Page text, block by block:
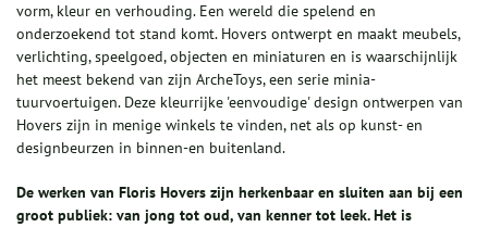
vorm, kleur en verhouding. Een wereld die spelend en
onderzoekend tot stand komt. Hovers ontwerpt en maakt meubels,
verlichting, speelgoed, objecten en miniaturen en is waarschijnlijk
het meest bekend van zijn ArcheToys, een serie minia­
tuurvoertuigen. Deze kleurrijke 'eenvoudige' design ontwerpen van
Hovers zijn in menige winkels te vinden, net als op kunst- en
designbeurzen in binnen-en buitenland.
De werken van Floris Hovers zijn herkenbaar en sluiten aan bij een
groot publiek: van jong tot oud, van kenner tot leek. Het is